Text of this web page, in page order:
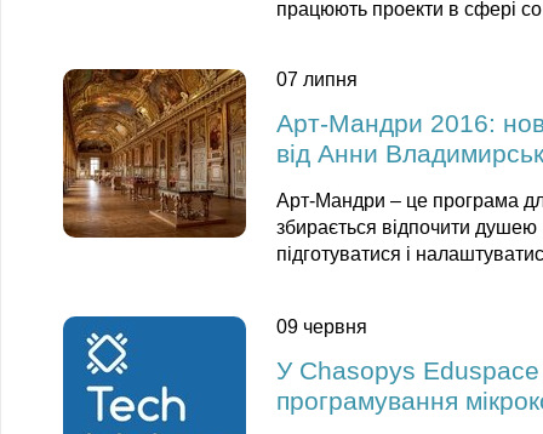
працюють проекти в сфері
07 липня
Арт-Мандри 2016:
від Анни
Арт-Мандри – це програма
збирається відпочити душею
підготуватися і
09 червня
У Chasopys Eduspace
програмування